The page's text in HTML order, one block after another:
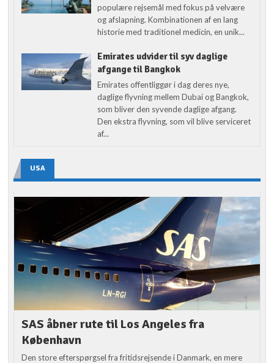
populære rejsemål med fokus på velvære
og afslapning. Kombinationen af en lang
historie med traditionel medicin, en unik...
Emirates udvider til syv daglige
afgange til Bangkok
Emirates offentliggør i dag deres nye,
daglige flyvning mellem Dubai og Bangkok,
som bliver den syvende daglige afgang.
Den ekstra flyvning, som vil blive serviceret
af...
USA
SAS åbner rute til Los Angeles fra
København
Den store efterspørgsel fra fritidsrejsende i Danmark, en mere